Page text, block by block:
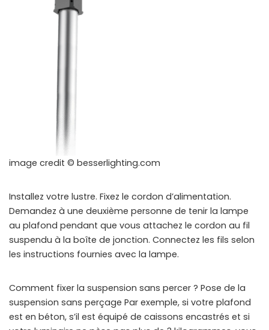
image credit © besserlighting.com
Installez votre lustre. Fixez le cordon d’alimentation.
Demandez à une deuxième personne de tenir la lampe
au plafond pendant que vous attachez le cordon au fil
suspendu à la boîte de jonction. Connectez les fils selon
les instructions fournies avec la lampe.
Comment fixer la suspension sans percer ? Pose de la
suspension sans perçage Par exemple, si votre plafond
est en béton, s’il est équipé de caissons encastrés et si